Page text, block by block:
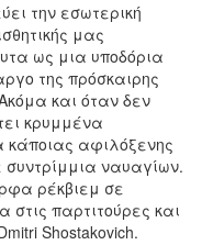
την εσωτερική
μας
ως μια υποδόρια
της πρόσκαιρης
και όταν δεν
κρυμμένα
αφιλόξενης
συντρίμμια ναυαγίων.
ρέκβιεμ σε
παρτιτούρες και
Shostakovich.